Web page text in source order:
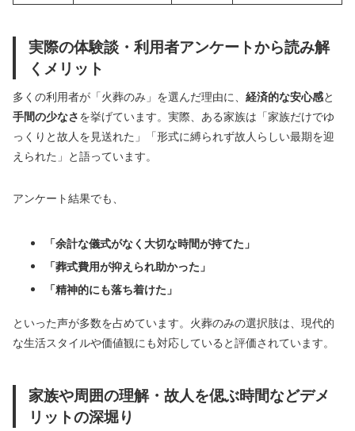
実際の体験談・利用者アンケートから読み解
くメリット
多くの利用者が「火葬のみ」を選んだ理由に、 経済的な安心感と
手間の少なさを挙げています。実際、ある家族は「家族だけでゆ
っくりと故人を見送れた」「形式に縛られず故人らしい最期を迎
えられた」と語っています。
アンケート結果でも、
「余計な儀式がなく大切な時間が持てた」
「葬式費用が抑えられ助かった」
「精神的にも落ち着けた」
といった声が多数を占めています。火葬のみの選択肢は、現代的
な生活スタイルや価値観にも対応していると評価されています。
家族や周囲の理解・故人を偲ぶ時間などデメ
リットの深堀り